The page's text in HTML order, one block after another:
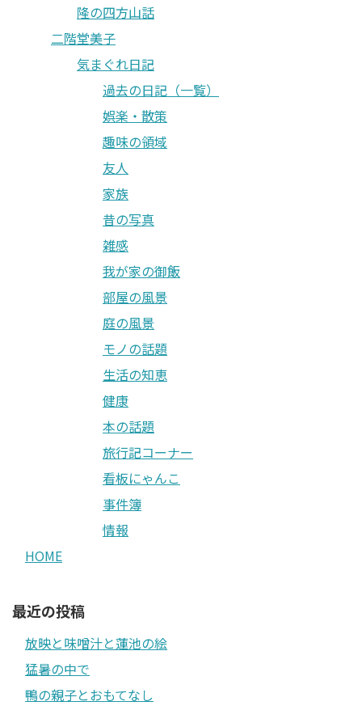
隆の四方山話
二階堂美子
気まぐれ日記
過去の日記（一覧）
娯楽・散策
趣味の領域
友人
家族
昔の写真
雑感
我が家の御飯
部屋の風景
庭の風景
モノの話題
生活の知恵
健康
本の話題
旅行記コーナー
看板にゃんこ
事件簿
情報
HOME
最近の投稿
放映と味噌汁と蓮池の絵
猛暑の中で
鴨の親子とおもてなし